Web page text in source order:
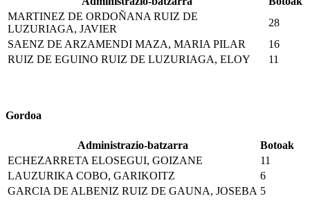
MARTINEZ DE ORDOÑANA RUIZ DE
LUZURIAGA, JAVIER
28
SAENZ DE ARZAMENDI MAZA, MARIA PILAR
16
RUIZ DE EGUINO RUIZ DE LUZURIAGA, ELOY
11
Gordoa
Administrazio-batzarra
Botoak
ECHEZARRETA ELOSEGUI, GOIZANE
11
LAUZURIKA COBO, GARIKOITZ
6
GARCIA DE ALBENIZ RUIZ DE GAUNA, JOSEBA 5